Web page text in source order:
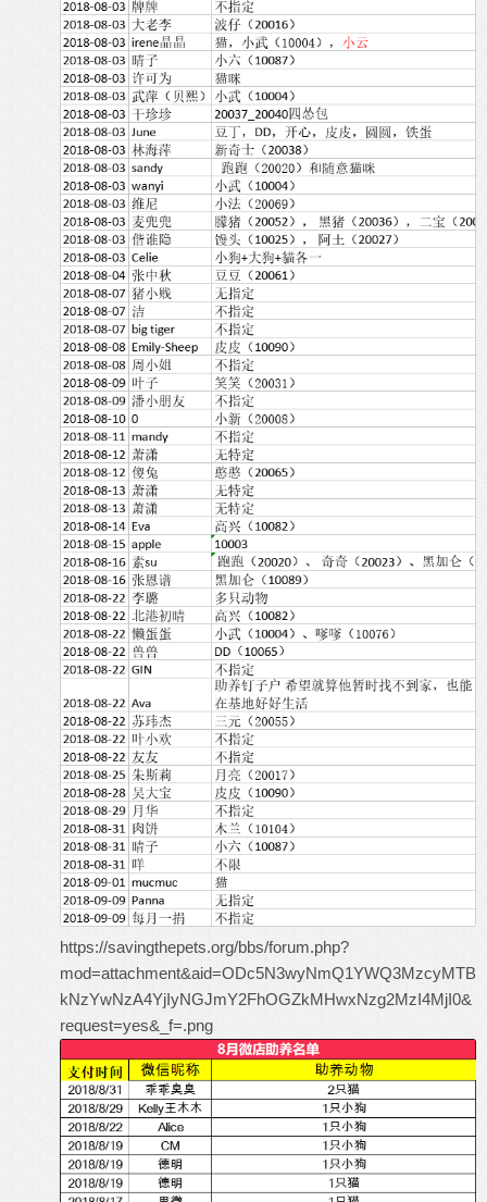
https://savingthepets.org/bbs/forum.php?
mod=attachment&aid=ODc5N3wyNmQ1YWQ3MzcyMTB
kNzYwNzA4YjIyNGJmY2FhOGZkMHwxNzg2MzI4MjI0&
request=yes&_f=.png